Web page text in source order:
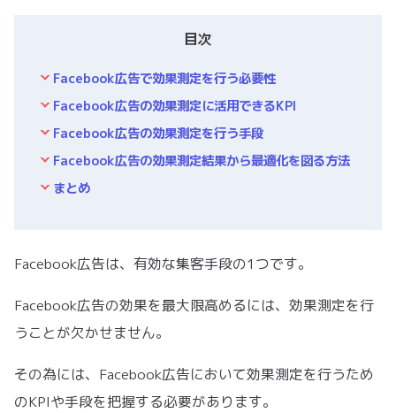
目次
Facebook広告で効果測定を行う必要性
Facebook広告の効果測定に活用できるKPI
Facebook広告の効果測定を行う手段
Facebook広告の効果測定結果から最適化を図る方法
まとめ
Facebook広告は、有効な集客手段の1つです。
Facebook広告の効果を最大限高めるには、効果測定を行
うことが欠かせません。
その為には、Facebook広告において効果測定を行うため
のKPIや手段を把握する必要があります。